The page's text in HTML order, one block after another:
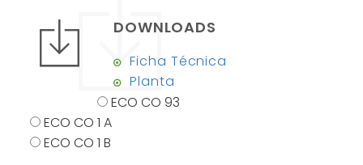
DOWNLOADS
Ficha Técnica
Planta
ECO CO 93
ECO CO 1 A
ECO CO 1 B